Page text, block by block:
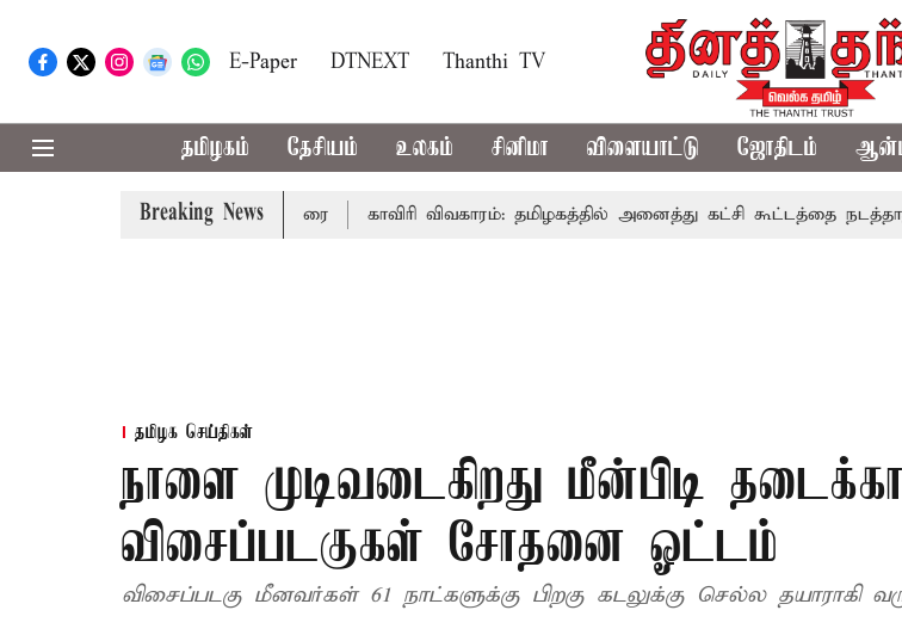
E-Paper DTNEXT Thanthi TV
தமிழகம் தேசியம் உலகம் சினிமா விளையாட்டு ஜோதிடம்
Breaking News
முதல்-அமைச்சர் விஜய் உரை காவிரி விவகாரம்: தமிழகத்தில் அனைத்து கட்சி கூட்டத்தை நடத்தாது
தமிழக செய்திகள்
நாளை முடிவடைகிறது மீன்பிடி
விசைப்படகுகள் சோதனை ஓட்டம்
விசைப்படகு மீனவர்கள் 61 நாட்களுக்கு பிறகு கடலுக்கு செல்ல தயாராகி